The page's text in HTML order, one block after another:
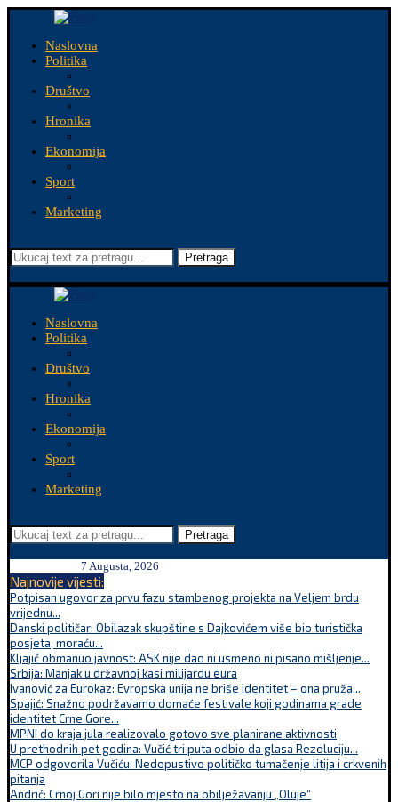
Naslovna
Politika
Društvo
Hronika
Ekonomija
Sport
Marketing
Pretraga
Naslovna
Politika
Društvo
Hronika
Ekonomija
Sport
Marketing
Pretraga
7 Augusta, 2026
Najnovije vijesti:
Potpisan ugovor za prvu fazu stambenog projekta na Veljem brdu
vrijednu...
Danski političar: Obilazak skupštine s Dajkovićem više bio turistička
posjeta, moraću...
Kljajić obmanuo javnost: ASK nije dao ni usmeno ni pisano mišljenje...
Srbija: Manjak u državnoj kasi milijardu eura
Ivanović za Eurokaz: Evropska unija ne briše identitet – ona pruža...
Spajić: Snažno podržavamo domaće festivale koji godinama grade
identitet Crne Gore...
MPNI do kraja jula realizovalo gotovo sve planirane aktivnosti
U prethodnih pet godina: Vučić tri puta odbio da glasa Rezoluciju...
MCP odgovorila Vučiću: Nedopustivo političko tumačenje litija i crkvenih
pitanja
Andrić: Crnoj Gori nije bilo mjesto na obilježavanju „Oluje“